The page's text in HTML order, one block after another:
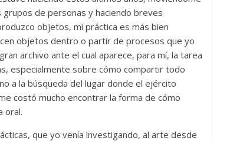
de personas y haciendo breves
objetos, mi práctica es más bien
objetos dentro o partir de procesos que yo
archivo ante el cual aparece, para mí, la tarea
especialmente sobre cómo compartir todo
a la búsqueda del lugar donde el ejército
costó mucho encontrar la forma de cómo
oral.
que yo venía investigando, al arte desde